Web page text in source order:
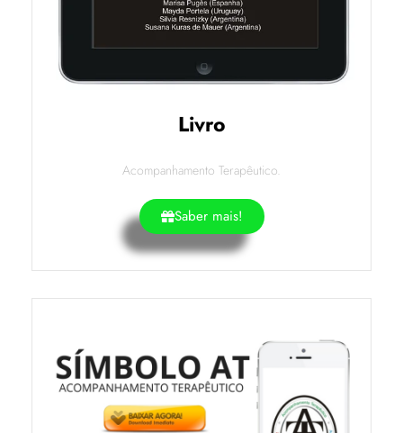
Livro
Acompanhamento Terapêutico.
Saber mais!